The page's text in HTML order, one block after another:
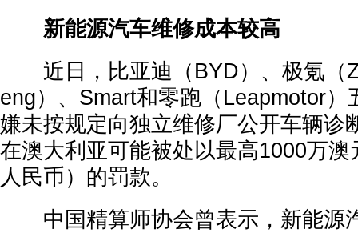
新能源汽车维修成本较高
近日，比亚迪（BYD）、极氪（
eng）、Smart和零跑（Leapmotor）
嫌未按规定向独立维修厂公开车辆诊
在澳大利亚可能被处以最高1000万
人民币）的罚款。
中国精算师协会曾表示，新能源